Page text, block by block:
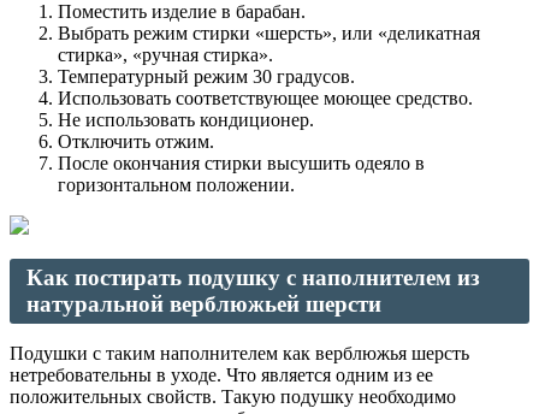
Поместить изделие в барабан.
Выбрать режим стирки «шерсть», или «деликатная
стирка», «ручная стирка».
Температурный режим 30 градусов.
Использовать соответствующее моющее средство.
Не использовать кондиционер.
Отключить отжим.
После окончания стирки высушить одеяло в
горизонтальном положении.
Как постирать подушку с наполнителем из
натуральной верблюжьей шерсти
Подушки с таким наполнителем как верблюжья шерсть
нетребовательны в уходе. Что является одним из ее
положительных свойств. Такую подушку необходимо